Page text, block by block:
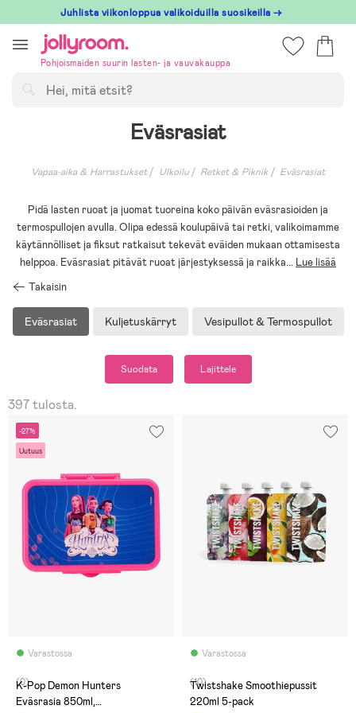
till
innehållet
Juhlista viikonloppua valikoiduilla suosikeilla →
Pohjoismaiden suurin lasten- ja vauvakauppa
Eväsrasiat
Vapaa-aika & Harrastukset Ulkoilu Retket & Piknik Eväsrasiat
Pidä lasten ruoat ja juomat tuoreina koko päivän eväsrasioiden ja
termospullojen avulla. Olipa edessä koulupäivä tai retki, valikoimamme
käytännölliset ja fiksut ratkaisut tekevät eväiden mukaan ottamisesta
helppoa. Eväsrasiat pitävät ruoat järjestyksessä ja raikka... Lue lisää
Takaisin
Eväsrasiat Kuljetuskärryt Vesipullot & Termospullot
Suodata Lajittele
397 tulosta.
-27%
Uutuus
Varastossa
(0)
K-Pop Demon Hunters
Eväsrasia 850ml,
Varastossa
(10)
Twistshake Smoothiepussit
220ml 5-pack